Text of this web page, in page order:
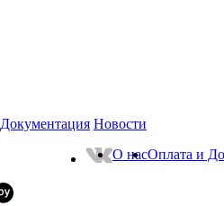
Документация Новости
О насОплата и